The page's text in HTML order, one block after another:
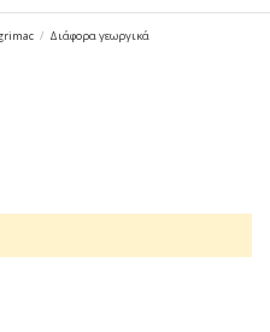
Διάφορα γεωργικά